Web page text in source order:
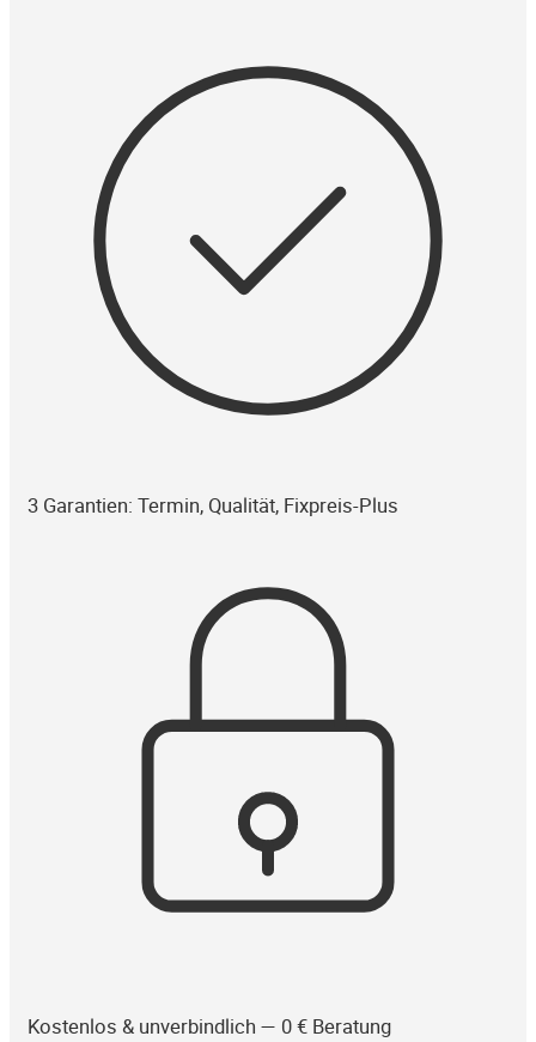
3 Garantien: Termin, Qualität, Fixpreis-Plus
Kostenlos & unverbindlich — 0 € Beratung